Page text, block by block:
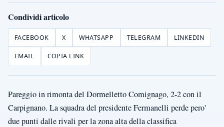
Condividi articolo
FACEBOOK X WHATSAPP TELEGRAM LINKEDIN
EMAIL COPIA LINK
Pareggio in rimonta del Dormelletto Comignago, 2-2 con il
Carpignano. La squadra del presidente Fermanelli perde pero'
due punti dalle rivali per la zona alta della classifica